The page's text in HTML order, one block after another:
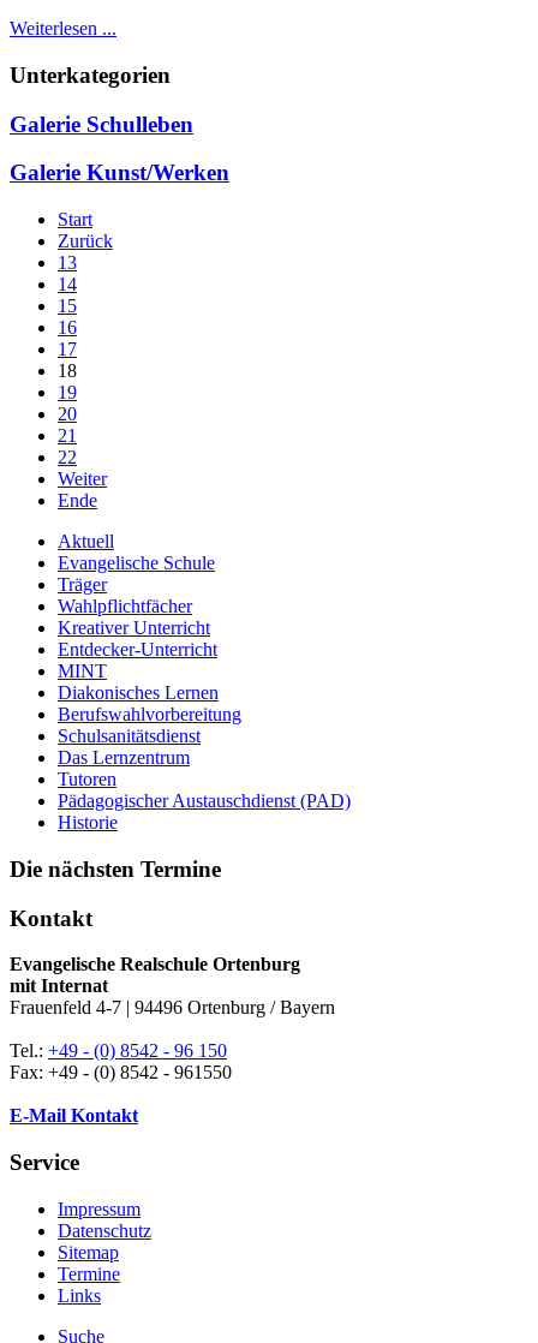
Weiterlesen ...
Unterkategorien
Galerie Schulleben
Galerie Kunst/Werken
Start
Zurück
13
14
15
16
17
18
19
20
21
22
Weiter
Ende
Aktuell
Evangelische Schule
Träger
Wahlpflichtfächer
Kreativer Unterricht
Entdecker-Unterricht
MINT
Diakonisches Lernen
Berufswahlvorbereitung
Schulsanitätsdienst
Das Lernzentrum
Tutoren
Pädagogischer Austauschdienst (PAD)
Historie
Die nächsten Termine
Kontakt
Evangelische Realschule Ortenburg
mit Internat
Frauenfeld 4-7 | 94496 Ortenburg / Bayern
Tel.: +49 - (0) 8542 - 96 150
Fax: +49 - (0) 8542 - 961550
E-Mail Kontakt
Service
Impressum
Datenschutz
Sitemap
Termine
Links
Suche